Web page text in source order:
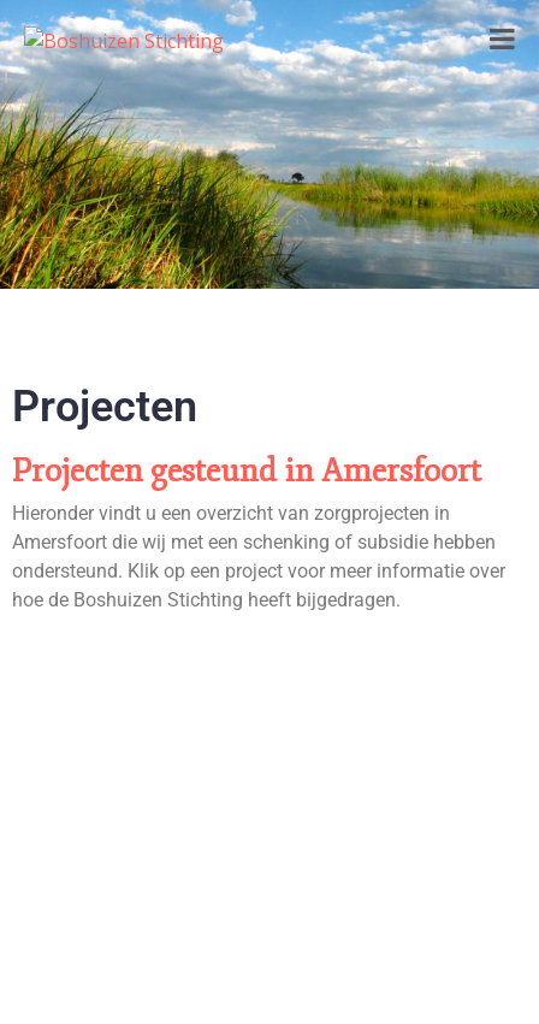
Projecten
Projecten gesteund in Amersfoort
Hieronder vindt u een overzicht van zorgprojecten in
Amersfoort die wij met een schenking of subsidie hebben
ondersteund. Klik op een project voor meer informatie over
hoe de Boshuizen Stichting heeft bijgedragen.